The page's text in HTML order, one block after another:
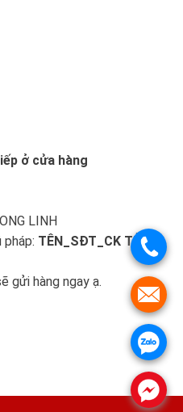
ở cửa hàng
LINH
pháp: TÊN_SĐT_CK TIỀN
gửi hàng ngay ạ.